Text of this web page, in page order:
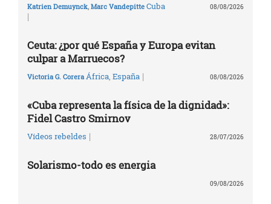
Katrien Demuynck, Marc Vandepitte Cuba
|
08/08/2026
Ceuta: ¿por qué España y Europa evitan
culpar a Marruecos?
Victoria G. Corera África España | 08/08/2026
«Cuba representa la física de la dignidad»:
Fidel Castro Smirnov
Vídeos rebeldes | 28/07/2026
Solarismo-todo es energia
09/08/2026